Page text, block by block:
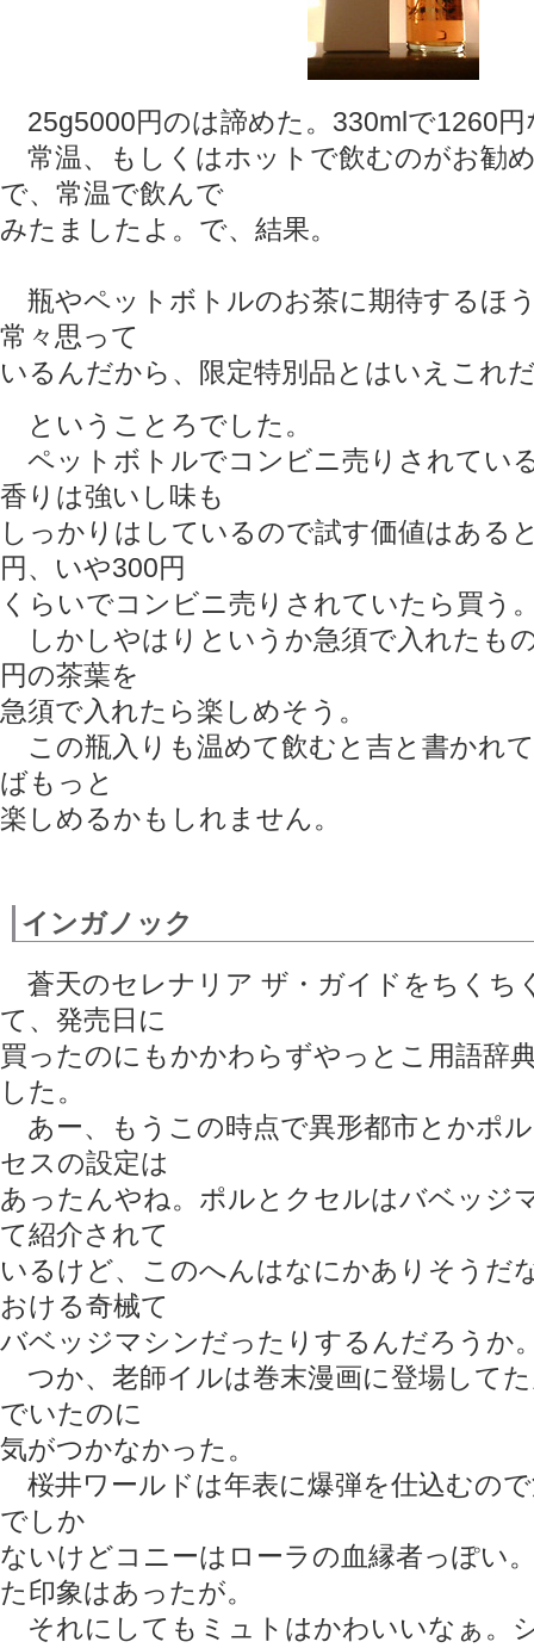
25g5000円のは諦めた。330mlで1260円
常温、もしくはホットで飲むのがお勧
で、常温で飲んで
みたましたよ。で、結果。
瓶やペットボトルのお茶に期待するほ
常々思って
いるんだから、限定特別品とはいえこれ
ということろでした。
ペットボトルでコンビニ売りされてい
香りは強いし味も
しっかりはしているので試す価値はある
円、いや300円
くらいでコンビニ売りされていたら買う
しかしやはりというか急須で入れたも
円の茶葉を
急須で入れたら楽しめそう。
この瓶入りも温めて飲むと吉と書かれ
ばもっと
楽しめるかもしれません。
インガノック
蒼天のセレナリア ザ・ガイドをちくち
て、発売日に
買ったのにもかかわらずやっとこ用語辞
した。
あー、もうこの時点で異形都市とかポ
セスの設定は
あったんやね。ポルとクセルはバベッジ
て紹介されて
いるけど、このへんはなにかありそうだ
おける奇械て
バベッジマシンだったりするんだろうか
つか、老師イルは巻末漫画に登場して
でいたのに
気がつかなかった。
桜井ワールドは年表に爆弾を仕込むの
でしか
ないけどコニーはローラの血縁者っぽい
た印象はあったが。
それにしてもミュトはかわいいなぁ。